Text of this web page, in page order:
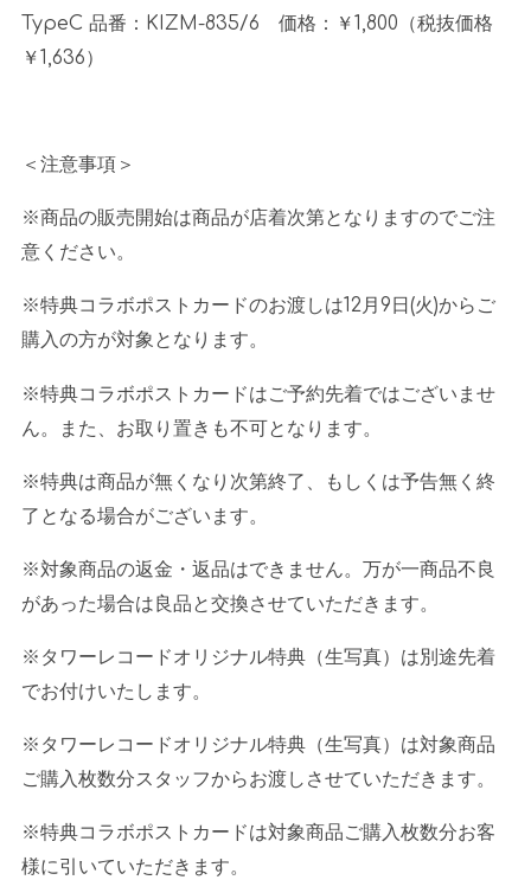
TypeC 品番： KIZM-835/6 価格：￥1,800 （税抜価格
￥1,636）
＜注意事項＞
※商品の販売開始は商品が店着次第となりますのでご注
意ください。
※特典コラボポストカードのお渡しは 12月 9 日 (火)からご
購入の方が対象となります。
※特典コラボポストカードはご予約先着ではございませ
ん。また、お取り置きも不可となります。
※特典は商品が無くなり次第終了、もしくは予告無く終
了となる場合がございます。
※対象商品の返金・返品はできません。万が一商品不良
があった場合は良品と交換させていただきます。
※タワーレコードオリジナル特典（生写真）は別途先着
でお付けいたします。
※タワーレコードオリジナル特典（生写真）は対象商品
ご購入枚数分スタッフからお渡しさせていただきます。
※特典コラボポストカードは対象商品ご購入枚数分お客
様に引いていただきます。